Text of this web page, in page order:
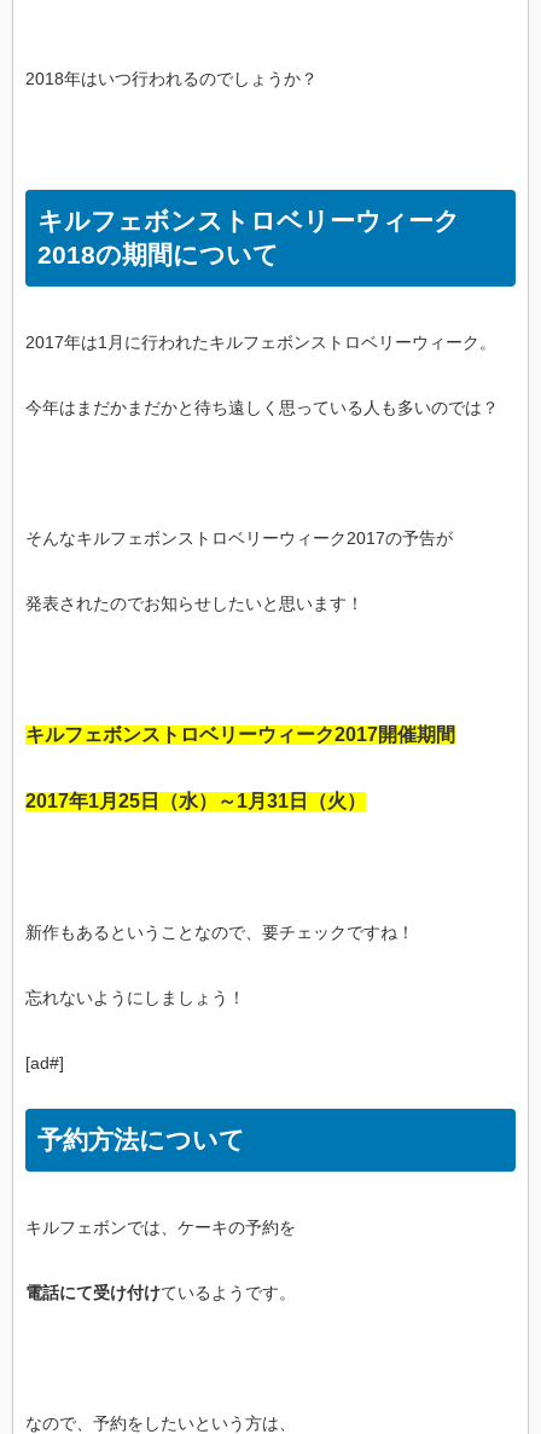
2018年はいつ行われるのでしょうか？
キルフェボンストロベリーウィーク
2018の期間について
2017年は1月に行われたキルフェボンストロベリーウィーク。
今年はまだかまだかと待ち遠しく思っている人も多いのでは？
そんなキルフェボンストロベリーウィーク2017の予告が
発表されたのでお知らせしたいと思います！
キルフェボンストロベリーウィーク2017開催期間
2017年1月25日（水）～1月31日（火）
新作もあるということなので、要チェックですね！
忘れないようにしましょう！
[ad#]
予約方法について
キルフェボンでは、ケーキの予約を
電話にて受け付けているようです。
なので、予約をしたいという方は、